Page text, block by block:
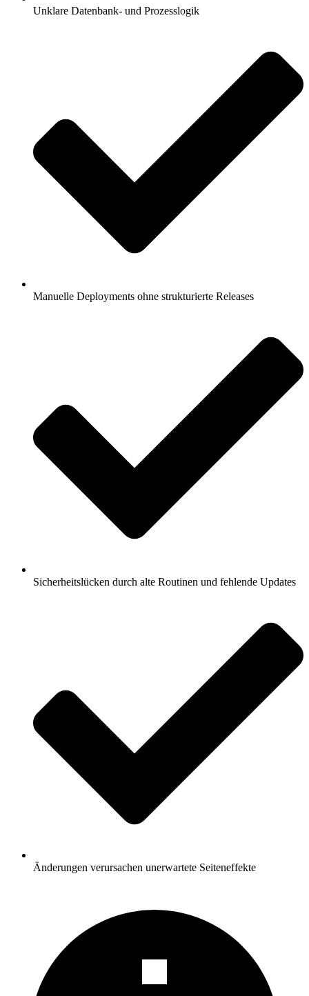
Unklare Datenbank- und Prozesslogik
Manuelle Deployments ohne strukturierte Releases
Sicherheitslücken durch alte Routinen und fehlende Updates
Änderungen verursachen unerwartete Seiteneffekte